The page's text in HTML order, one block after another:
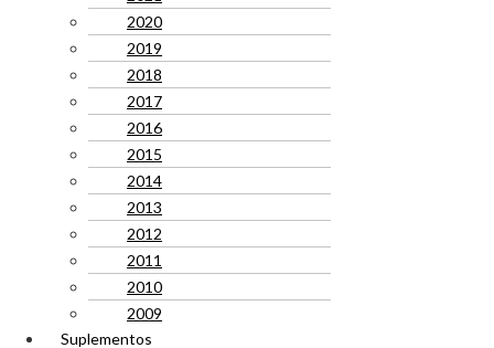
2020
2019
2018
2017
2016
2015
2014
2013
2012
2011
2010
2009
Suplementos